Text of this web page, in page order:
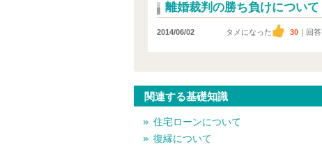
離婚裁判の勝ち負けについて
2014/06/02 タメになった 30 ｜回答
関連する基礎知識
住宅ローンについて
復縁について